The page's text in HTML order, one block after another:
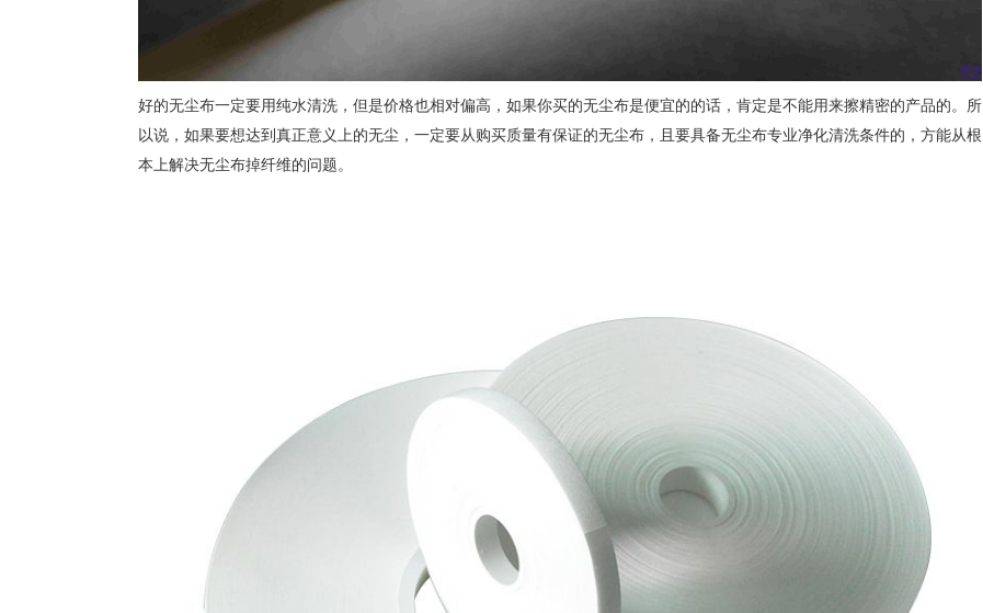
好的无尘布一定要用纯水清洗，但是价格也相对偏高，如果你买的无尘布是便宜的的话，肯定是不能用来擦精密的产品的。所
以说，如果要想达到真正意义上的无尘，一定要从购买质量有保证的无尘布，且要具备无尘布专业净化清洗条件的，方能从根
本上解决无尘布掉纤维的问题。